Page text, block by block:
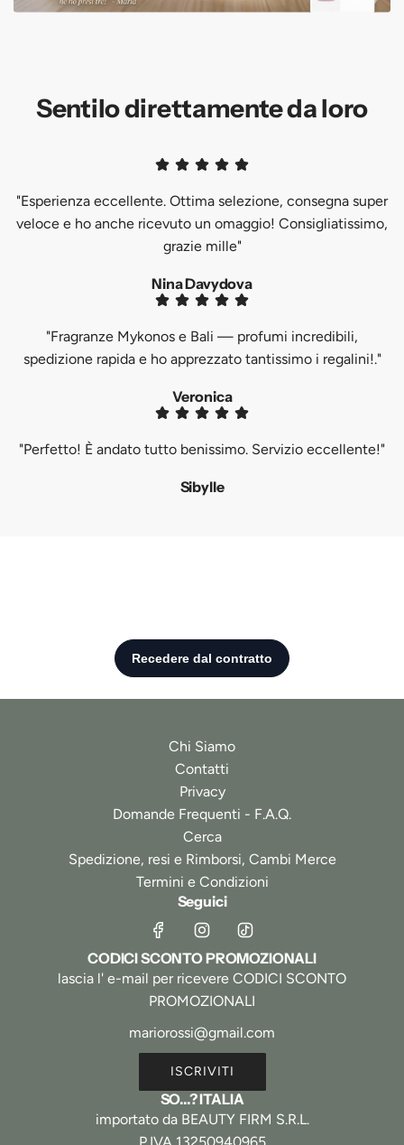
Sentilo direttamente da loro
"Esperienza eccellente. Ottima selezione, consegna super
veloce e ho anche ricevuto un omaggio! Consigliatissimo,
grazie mille"
Nina Davydova
"Fragranze Mykonos e Bali — profumi incredibili,
spedizione rapida e ho apprezzato tantissimo i regalini!."
Veronica
"Perfetto! È andato tutto benissimo. Servizio eccellente!"
Sibylle
Chi Siamo
Contatti
Privacy
Domande Frequenti - F.A.Q.
Cerca
Spedizione, resi e Rimborsi, Cambi Merce
Termini e Condizioni
Seguici
CODICI SCONTO PROMOZIONALI
lascia l' e-mail per ricevere CODICI SCONTO
PROMOZIONALI
ISCRIVITI
SO...? ITALIA
importato da BEAUTY FIRM S.R.L.